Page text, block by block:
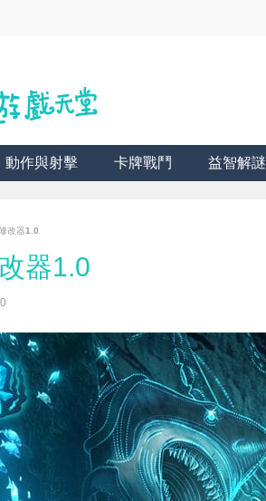
動作與射擊 卡牌戰鬥 益智解謎
改器1.0
器1.0
0